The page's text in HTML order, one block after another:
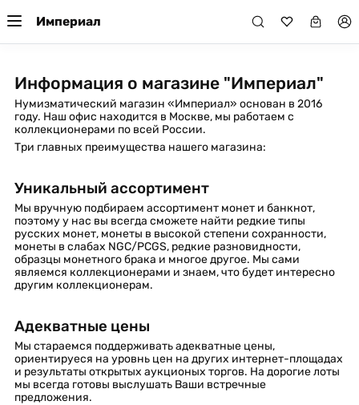
Империал
Информация о магазине "Империал"
Нумизматический магазин «Империал» основан в 2016
году. Наш офис находится в Москве, мы работаем с
коллекционерами по всей России.
Три главных преимущества нашего магазина:
Уникальный ассортимент
Мы вручную подбираем ассортимент монет и банкнот,
поэтому у нас вы всегда сможете найти редкие типы
русских монет, монеты в высокой степени сохранности,
монеты в слабах NGC/PCGS, редкие разновидности,
образцы монетного брака и многое другое. Мы сами
являемся коллекционерами и знаем, что будет интересно
другим коллекционерам.
Адекватные цены
Мы стараемся поддерживать адекватные цены,
ориентируеся на уровнь цен на других интернет-площадах
и результаты открытых аукционых торгов. На дорогие лоты
мы всегда готовы выслушать Ваши встречные
предложения.